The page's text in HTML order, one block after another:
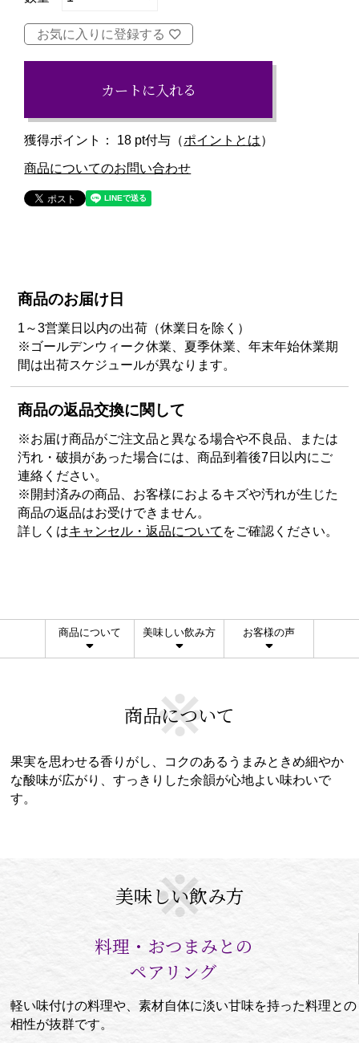
お気に入りに登録する
カートに入れる
獲得ポイント： 18 pt付与（ポイントとは）
商品についてのお問い合わせ
商品のお届け日
1～3営業日以内の出荷（休業日を除く）
※ゴールデンウィーク休業、夏季休業、年末年始休業期
間は出荷スケジュールが異なります。
商品の返品交換に関して
※お届け商品がご注文品と異なる場合や不良品、または
汚れ・破損があった場合には、商品到着後7日以内にご
連絡ください。
※開封済みの商品、お客様におよるキズや汚れが生じた
商品の返品はお受けできません。
詳しくはキャンセル・返品について をご確認ください。
商品について 美味しい飲み方 お客様の声
商品について
果実を思わせる香りがし、コクのあるうまみときめ細やか
な酸味が広がり、すっきりした余韻が心地よい味わいで
す。
美味しい飲み方
料理・おつまみとの
ペアリング
軽い味付けの料理や、素材自体に淡い甘味を持った料理との
相性が抜群です。